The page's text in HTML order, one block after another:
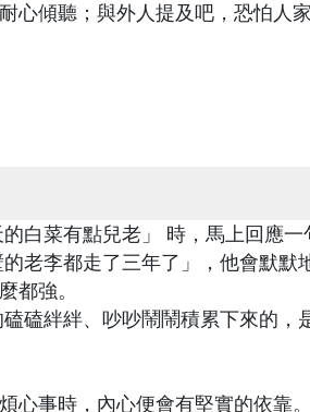
心傾聽；與外人提及吧，恐怕人
白菜有點兒老」 時，馬上回應一
老李都走了三年了」，他會默默
都強。
磕絆絆、吵吵鬧鬧積累下來的，
心事時，內心便會有堅實的依靠